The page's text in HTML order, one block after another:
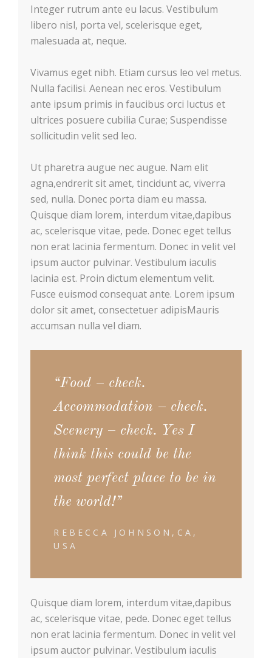
Integer rutrum ante eu lacus. Vestibulum
libero nisl, porta vel, scelerisque eget,
malesuada at, neque.
Vivamus eget nibh. Etiam cursus leo vel metus.
Nulla facilisi. Aenean nec eros. Vestibulum
ante ipsum primis in faucibus orci luctus et
ultrices posuere cubilia Curae; Suspendisse
sollicitudin velit sed leo.
Ut pharetra augue nec augue. Nam elit
agna,endrerit sit amet, tincidunt ac, viverra
sed, nulla. Donec porta diam eu massa.
Quisque diam lorem, interdum vitae,dapibus
ac, scelerisque vitae, pede. Donec eget tellus
non erat lacinia fermentum. Donec in velit vel
ipsum auctor pulvinar. Vestibulum iaculis
lacinia est. Proin dictum elementum velit.
Fusce euismod consequat ante. Lorem ipsum
dolor sit amet, consectetuer adipisMauris
accumsan nulla vel diam.
“Food – check.
Accommodation – check.
Scenery – check. Yes I
think this could be the
most perfect place to be in
the world!”
REBECCA JOHNSON,CA,
USA
Quisque diam lorem, interdum vitae,dapibus
ac, scelerisque vitae, pede. Donec eget tellus
non erat lacinia fermentum. Donec in velit vel
ipsum auctor pulvinar. Vestibulum iaculis